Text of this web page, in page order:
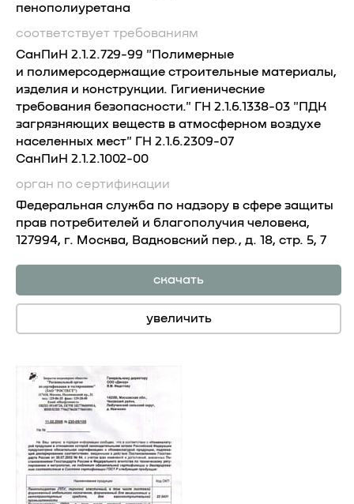
пенополиуретана
соответствует требованиям
СанПиН 2.1.2.729-99 "Полимерные
и полимерсодержащие строительные материалы,
изделия и конструкции. Гигиенические
требования безопасности." ГН 2.1.6.1338-03 "ПДК
загрязняющих веществ в атмосферном воздухе
населенных мест" ГН 2.1.6.2309-07
СанПиН 2.1.2.1002-00
орган по сертификации
Федеральная служба по надзору в сфере защиты
прав потребителей и благополучия человека,
127994, г. Москва, Вадковский пер., д. 18, стр. 5, 7
скачать
увеличить